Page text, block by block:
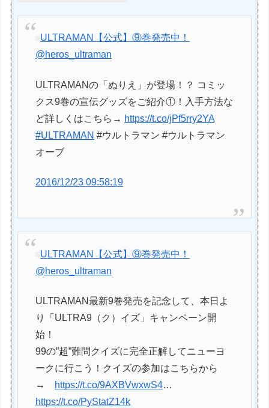
ULTRAMAN【公式】⑨巻発売中！
@heros_ultraman
ULTRAMANの「ぬりえ」が登場！？ コミッ
クス9巻の宣伝グッズをご紹介①！入手方法な
ど詳しくはこちら→ https://t.co/jPf5rry2YA
#ULTRAMAN #ウルトラマン #ウルトラマン
オーブ
2016/12/23 09:58:19
ULTRAMAN【公式】⑨巻発売中！
@heros_ultraman
ULTRAMAN最新9巻発売を記念して、本日よ
り「ULTRA9（ク）イズ」キャンペーン開
始！
99の”超”難問クイズに完全正解してニューヨ
ークに行こう！クイズの参加はこちらから
→
https://t.co/9AXBVwxwS4…
https://t.co/PyStatZ14k